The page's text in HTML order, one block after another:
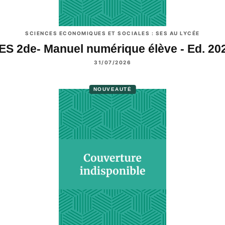
SCIENCES ECONOMIQUES ET SOCIALES : SES AU LYCÉE
2de- Manuel numérique élève - Ed.
31/07/2026
NOUVEAUTÉ